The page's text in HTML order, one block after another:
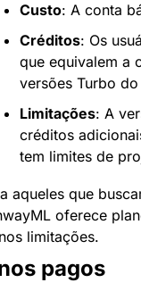
Custo: A conta
Créditos: Os
que equivalem a
versões Turbo
Limitações: A
créditos
tem limites de
aqueles que
oferece
limitações.
pagos